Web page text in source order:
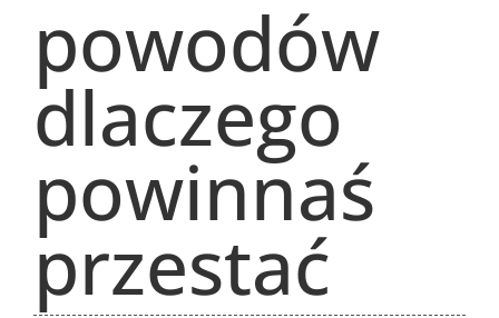
powodów
dlaczego
powinnaś
przestać